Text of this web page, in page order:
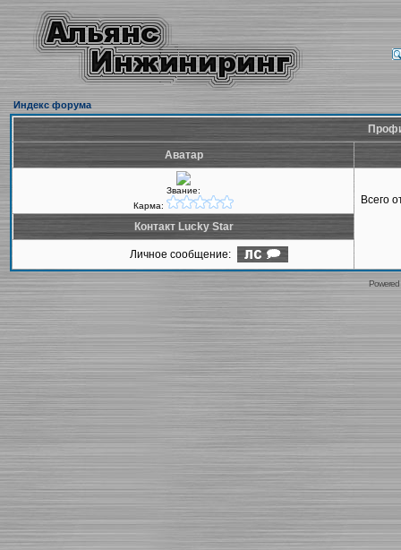
Индекс форума
Аватар
Звание:
Карма:
Всего
Контакт Lucky Star
Личное сообщение: